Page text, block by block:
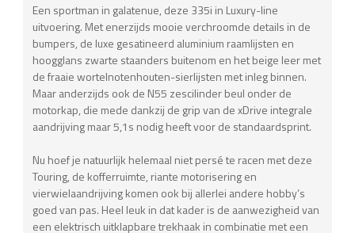
Een sportman in galatenue, deze 335i in Luxury-line
uitvoering. Met enerzijds mooie verchroomde details in de
bumpers, de luxe gesatineerd aluminium raamlijsten en
hoogglans zwarte staanders buitenom en het beige leer met
de fraaie wortelnotenhouten-sierlijsten met inleg binnen.
Maar anderzijds ook de N55 zescilinder beul onder de
motorkap, die mede dankzij de grip van de xDrive integrale
aandrijving maar 5,1s nodig heeft voor de standaardsprint.
Nu hoef je natuurlijk helemaal niet persé te racen met deze
Touring, de kofferruimte, riante motorisering en
vierwielaandrijving komen ook bij allerlei andere hobby’s
goed van pas. Heel leuk in dat kader is de aanwezigheid van
een elektrisch uitklapbare trekhaak in combinatie met een